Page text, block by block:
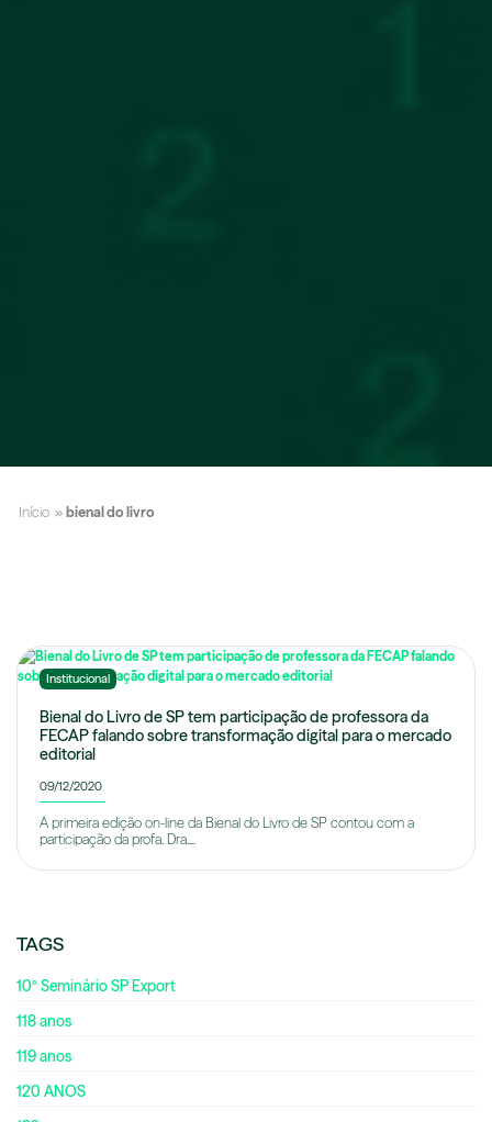
Início » bienal do livro
Institucional
Bienal do Livro de SP tem participação de professora da
FECAP falando sobre transformação digital para o mercado
editorial
09/12/2020
A primeira edição on-line da Bienal do Livro de SP contou com a
participação da profa. Dra....
TAGS
10º Seminário SP Export
118 anos
119 anos
120 ANOS